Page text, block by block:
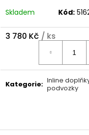
Skladem Kód:
3 780 Kč / ks
Kategorie: Inline
podvozky